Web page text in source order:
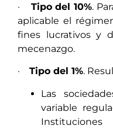
· Tipo del 10%.
aplicable el
fines lucrativos y
mecenazgo.
· Tipo del 1%.
Las
variable